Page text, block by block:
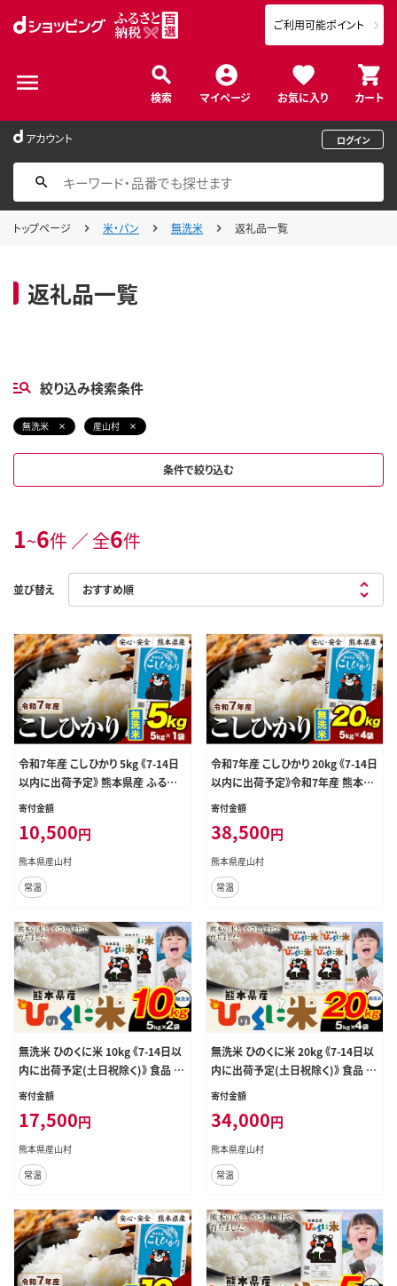
検索 マイページ お気に入り カート
ご利用可能ポイント
アカウント ログイン
トップページ 米・パン 無洗米 返礼品一覧
返礼品一覧
絞り込み検索条件
無洗米 産山村
条件で絞り込む
1~6件 ／ 全6件
並び替え
令和7年産 こしひかり 5kg 《7-14日
以内に出荷予定》 熊本県産 ふるさと
納税 無洗米 ひの 米 こめ ふるさとの
-ubuyama_lcl_1283_5kg---
寄付金額
10,500円
熊本県産山村
常温
令和7年産 こしひかり 20kg 《7-14日
以内に出荷予定》令和7年産 熊本県
産 ふるさと納税 無洗米 ひの 米 こめ
米 おこめ---ubuyama_lcl_1287_2
0kg---
寄付金額
38,500円
熊本県産山村
常温
無洗米 ひのくに米 10kg 《7-14日以
内に出荷予定(土日祝除く)》 食品 米
こめ コメ 熊本県産 ふるさと納税 お
67_10kg---
寄付金額
17,500円
熊本県産山村
常温
無洗米 ひのくに米 20kg 《7-14日以
内に出荷予定(土日祝除く)》 食品 米
こめ コメ 熊本県産 ふるさと納税 お
69_20kg---
寄付金額
34,000円
熊本県産山村
常温